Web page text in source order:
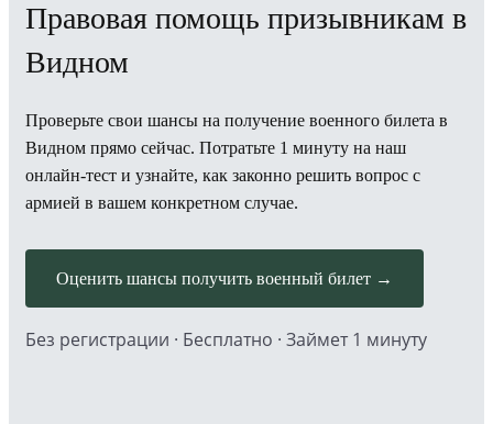
Правовая помощь призывникам в
Видном
Проверьте свои шансы на получение военного билета в
Видном прямо сейчас. Потратьте 1 минуту на наш
онлайн-тест и узнайте, как законно решить вопрос с
армией в вашем конкретном случае.
Оценить шансы получить военный билет →
Без регистрации · Бесплатно · Займет 1 минуту